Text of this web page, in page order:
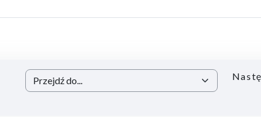
Przejdź do...